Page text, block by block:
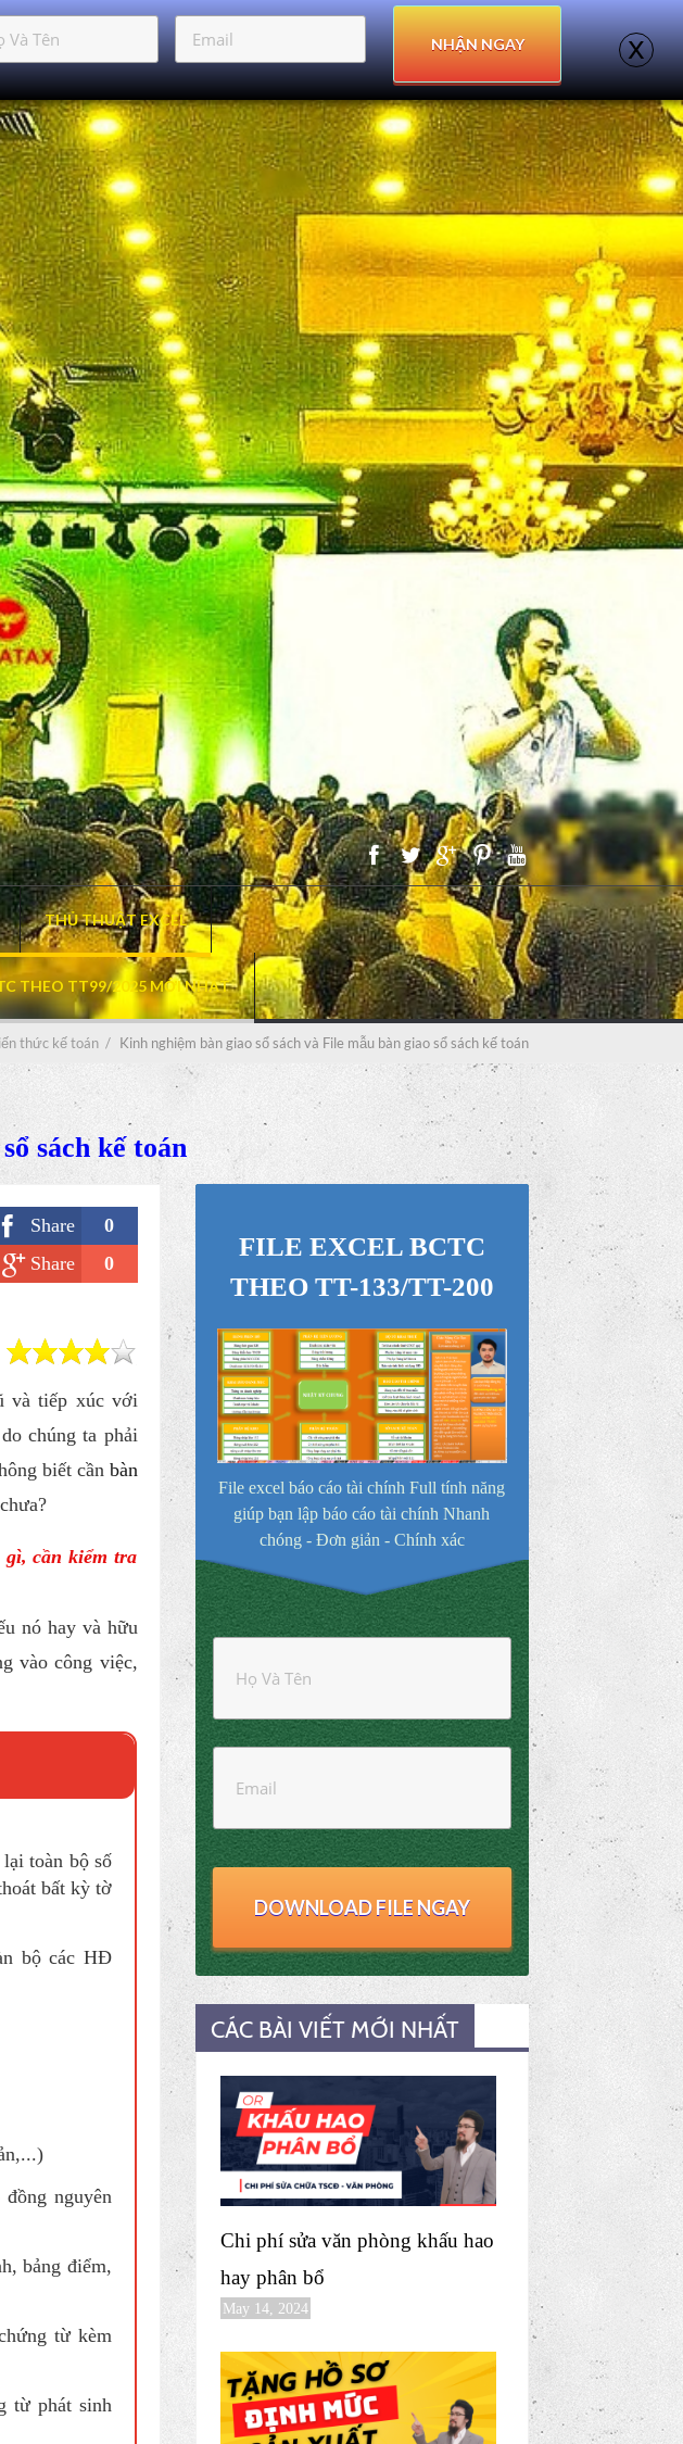
THỦ THUẬT EXCEL
THEO TT99/2025 MỚI NHẤT
thức kế toán / Kinh nghiệm bàn giao sổ sách và File mẫu bàn giao sổ sách kế toán
sách kế toán
Share 0
Share
0
và tiếp xúc với
chúng ta phải
biết cần bàn
gì, cần kiểm tra
nó hay và hữu
vào công việc,
toàn bộ số
bất kỳ tờ
bộ các HĐ
nguyên
bảng điểm,
từ kèm
từ phát sinh
FILE EXCEL BCTC
THEO TT-133/TT-200
File excel báo cáo tài chính Full tính năng
giúp bạn lập báo cáo tài chính Nhanh
chóng - Đơn giản - Chính xác
DOWNLOAD FILE NGAY
CÁC BÀI VIẾT MỚI NHẤT
Chi phí sửa văn phòng khấu hao
hay phân bổ
May 14, 2024
NHẬN NGAY x